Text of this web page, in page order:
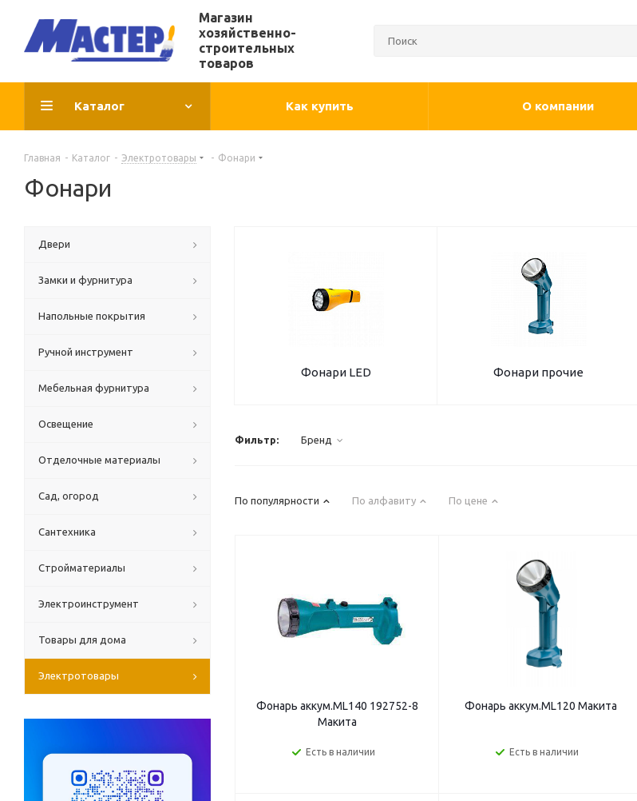
Магазин
хозяйственно-
строительных
товаров
Каталог Как купить О компании
Главная - Каталог - Электротовары - Фонари
Фонари
Фонари LED Фонари прочие
Фильтр: Бренд
По популярности По алфавиту По цене
Фонарь аккум.ML140 192752-8
Макита
Есть в наличии
Фонарь аккум.ML120 Макита
Есть в наличии
Двери
Замки и фурнитура
Напольные покрытия
Ручной инструмент
Мебельная фурнитура
Освещение
Отделочные материалы
Сад, огород
Сантехника
Стройматериалы
Электроинструмент
Товары для дома
Электротовары